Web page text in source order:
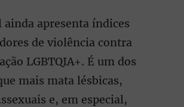
ainda apresenta índices
de violência contra
LGBTQIA+. É um dos
mais mata lésbicas,
e, em especial,